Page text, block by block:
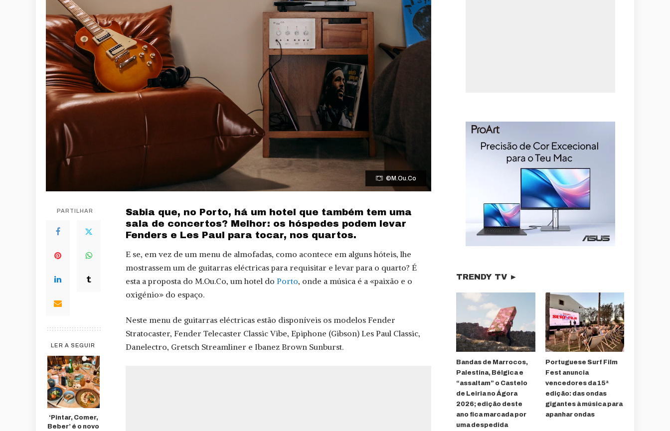
©M.Ou.Co
PARTILHAR
LER A SEGUIR
‘Pintar, Comer,
Beber’ é o novo
Sabia que, no Porto, há um hotel que também tem uma
sala de concertos? Melhor: os hóspedes podem levar
Fenders e Les Paul para tocar, nos quartos.
E se, em vez de um menu de almofadas, como acontece em alguns hóteis, lhe
mostrassem um de guitarras eléctricas para requisitar e levar para o quarto? É
esta a proposta do M.Ou.Co, um hotel do Porto, onde a música é a «paixão e o
oxigénio» do espaço.
Neste menu de guitarras eléctricas estão disponíveis os modelos Fender
Stratocaster, Fender Telecaster Classic Vibe, Epiphone (Gibson) Les Paul Classic,
Danelectro, Gretsch Streamliner e Ibanez Brown Sunburst.
TRENDY TV ►
Bandas de Marrocos,
Palestina, Bélgica e
“assaltam” o Castelo
de Leiria no Ágora
2026; edição deste
ano fica marcada por
uma despedida
Portuguese Surf Film
Fest anuncia
vencedores da 15ª
edição: das ondas
gigantes à música para
apanhar ondas